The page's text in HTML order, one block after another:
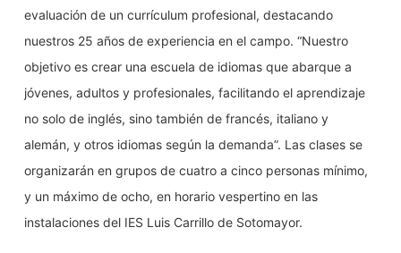
evaluación de un currículum profesional, destacando
nuestros 25 años de experiencia en el campo. “Nuestro
objetivo es crear una escuela de idiomas que abarque a
jóvenes, adultos y profesionales, facilitando el aprendizaje
no solo de inglés, sino también de francés, italiano y
alemán, y otros idiomas según la demanda”. Las clases se
organizarán en grupos de cuatro a cinco personas mínimo,
y un máximo de ocho, en horario vespertino en las
instalaciones del IES Luis Carrillo de Sotomayor.